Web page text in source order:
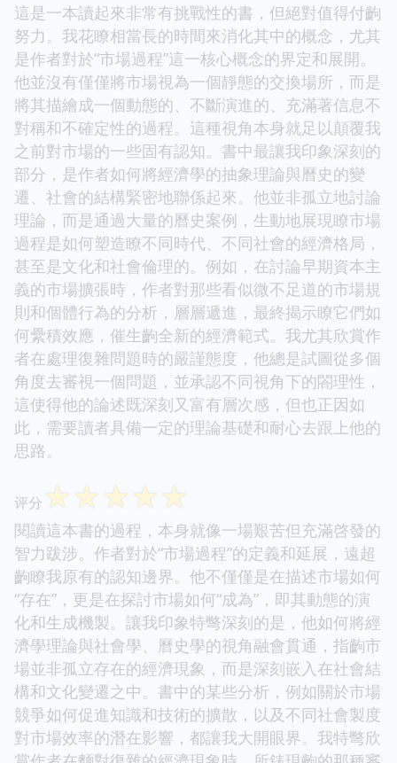
這是一本讀起來非常有挑戰性的書，但絕對值得付齣
努力。我花瞭相當長的時間來消化其中的概念，尤其
是作者對於“市場過程”這一核心概念的界定和展開。
他並沒有僅僅將市場視為一個靜態的交換場所，而是
將其描繪成一個動態的、不斷演進的、充滿著信息不
對稱和不確定性的過程。這種視角本身就足以顛覆我
之前對市場的一些固有認知。書中最讓我印象深刻的
部分，是作者如何將經濟學的抽象理論與曆史的變
遷、社會的結構緊密地聯係起來。他並非孤立地討論
理論，而是通過大量的曆史案例，生動地展現瞭市場
過程是如何塑造瞭不同時代、不同社會的經濟格局，
甚至是文化和社會倫理的。例如，在討論早期資本主
義的市場擴張時，作者對那些看似微不足道的市場規
則和個體行為的分析，層層遞進，最終揭示瞭它們如
何纍積效應，催生齣全新的經濟範式。我尤其欣賞作
者在處理復雜問題時的嚴謹態度，他總是試圖從多個
角度去審視一個問題，並承認不同視角下的閤理性，
這使得他的論述既深刻又富有層次感，但也正因如
此，需要讀者具備一定的理論基礎和耐心去跟上他的
思路。
评分 ☆☆☆☆☆
閱讀這本書的過程，本身就像一場艱苦但充滿啓發的
智力跋涉。作者對於“市場過程”的定義和延展，遠超
齣瞭我原有的認知邊界。他不僅僅是在描述市場如何
“存在”，更是在探討市場如何“成為”，即其動態的演
化和生成機製。讓我印象特彆深刻的是，他如何將經
濟學理論與社會學、曆史學的視角融會貫通，指齣市
場並非孤立存在的經濟現象，而是深刻嵌入在社會結
構和文化變遷之中。書中的某些分析，例如關於市場
競爭如何促進知識和技術的擴散，以及不同社會製度
對市場效率的潛在影響，都讓我大開眼界。我特彆欣